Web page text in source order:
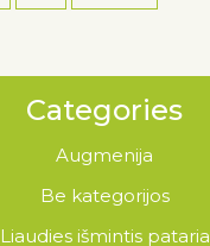
Categories
Augmenija
Be kategorijos
Liaudies išmintis pataria